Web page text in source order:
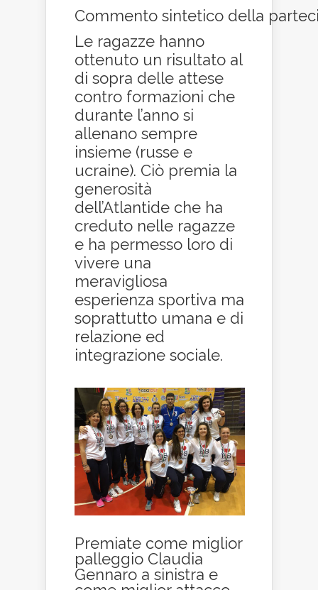
Commento sintetico della
Le ragazze hanno
ottenuto un risultato al
di sopra delle attese
contro formazioni che
durante l’anno si
allenano sempre
insieme (russe e
ucraine). Ciò premia la
generosità
dell’Atlantide che ha
creduto nelle ragazze
e ha permesso loro di
vivere una
meravigliosa
esperienza sportiva ma
soprattutto umana e di
relazione ed
integrazione sociale.
Premiate come miglior
palleggio Claudia
Gennaro a sinistra e